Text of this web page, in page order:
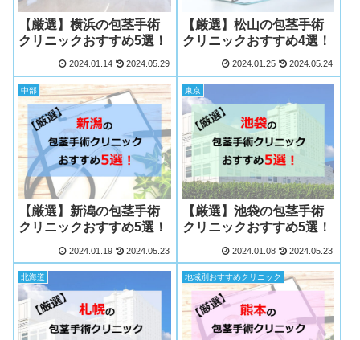
【厳選】横浜の包茎手術
クリニックおすすめ5選！
2024.01.14 2024.05.29
【厳選】松山の包茎手術
クリニックおすすめ4選！
2024.01.25 2024.05.24
中部
【厳選】新潟の包茎手術
クリニックおすすめ5選！
2024.01.19 2024.05.23
東京
【厳選】池袋の包茎手術
クリニックおすすめ5選！
2024.01.08 2024.05.23
北海道 地域別おすすめクリニック